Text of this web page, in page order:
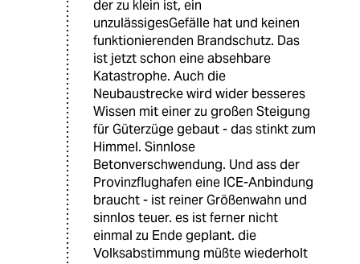
der zu klein ist, ein
unzulässigesGefälle hat und keinen
funktionierenden Brandschutz. Das
ist jetzt schon eine absehbare
Katastrophe. Auch die
Neubaustrecke wird wider besseres
Wissen mit einer zu großen Steigung
für Güterzüge gebaut - das stinkt zum
Himmel. Sinnlose
Betonverschwendung. Und ass der
Provinzflughafen eine ICE-Anbindung
braucht - ist reiner Größenwahn und
sinnlos teuer. es ist ferner nicht
einmal zu Ende geplant. die
Volksabstimmung müßte wiederholt